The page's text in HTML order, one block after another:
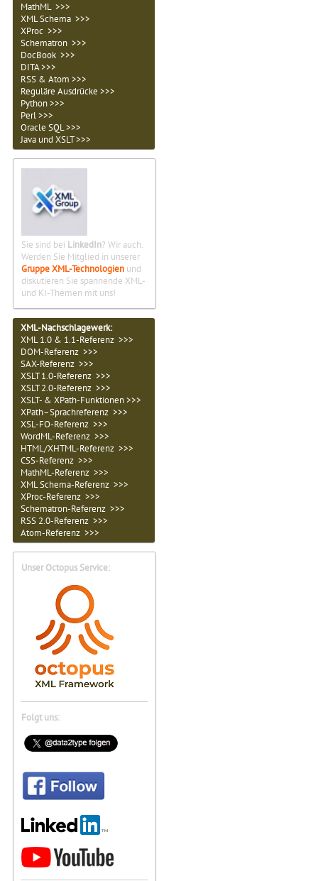
MathML >>>
XML Schema >>>
XProc >>>
Schematron >>>
DocBook >>>
DITA >>>
RSS & Atom >>>
Reguläre Ausdrücke >>>
Python >>>
Perl >>>
Oracle SQL >>>
Java und XSLT >>>
Sie sind bei LinkedIn? Wir auch.
Werden Sie Mitglied in unserer
Gruppe XML-Technologien und
diskutieren Sie spannende XML-
und KI-Themen mit uns!
XML-Nachschlagewerk:
XML 1.0 & 1.1-Referenz >>>
DOM-Referenz >>>
SAX-Referenz >>>
XSLT 1.0-Referenz >>>
XSLT 2.0-Referenz >>>
XSLT- & XPath-Funktionen >>>
XPath–Sprachreferenz >>>
XSL-FO-Referenz >>>
WordML-Referenz >>>
HTML/XHTML-Referenz >>>
CSS-Referenz >>>
MathML-Referenz >>>
XML Schema-Referenz >>>
XProc-Referenz >>>
Schematron-Referenz >>>
RSS 2.0-Referenz >>>
Atom-Referenz >>>
Unser Octopus Service:
Folgt uns: